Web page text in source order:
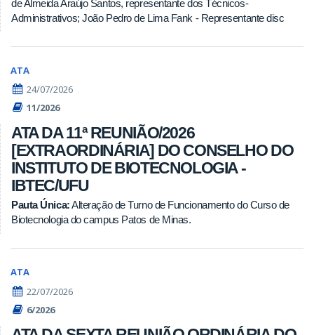
de Almeida Araújo Santos, representante dos Técnicos-
Administrativos; João Pedro de Lima Fank - Representante disc
ATA
24/07/2026
11/2026
ATA DA 11ª REUNIÃO/2026
[EXTRAORDINÁRIA] DO CONSELHO DO
INSTITUTO DE BIOTECNOLOGIA -
IBTEC/UFU
Pauta Única:Alteração de Turno de Funcionamento do Curso de
Biotecnologia do campus Patos de Minas.
ATA
22/07/2026
6/2026